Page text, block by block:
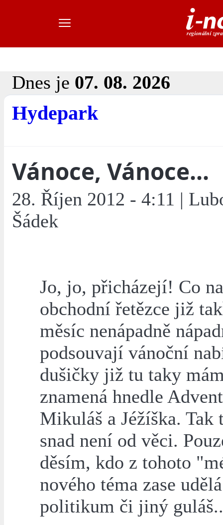
Dnes je 07. 08. 2026
Hydepark
Vánoce, Vánoce...
28. Říjen 2012 - 4:11 |
Šádek
Jo, jo, přicházejí! Co
obchodní řetězce již
měsíc nenápadně
podsouvají vánoční
dušičky již tu taky
znamená hnedle
Mikuláš a Jéžíška. Tak
snad není od věci.
děsím, kdo z tohoto
nového téma zase udělá
politikum či jiný